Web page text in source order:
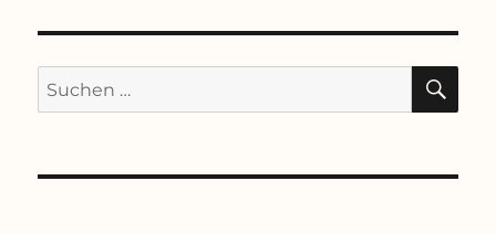
Suchen
nach: